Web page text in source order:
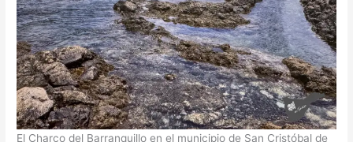
El Charco del Barranquillo en el municipio de San Cristóbal de